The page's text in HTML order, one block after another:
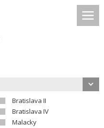
Bratislava II
Bratislava IV
Malacky